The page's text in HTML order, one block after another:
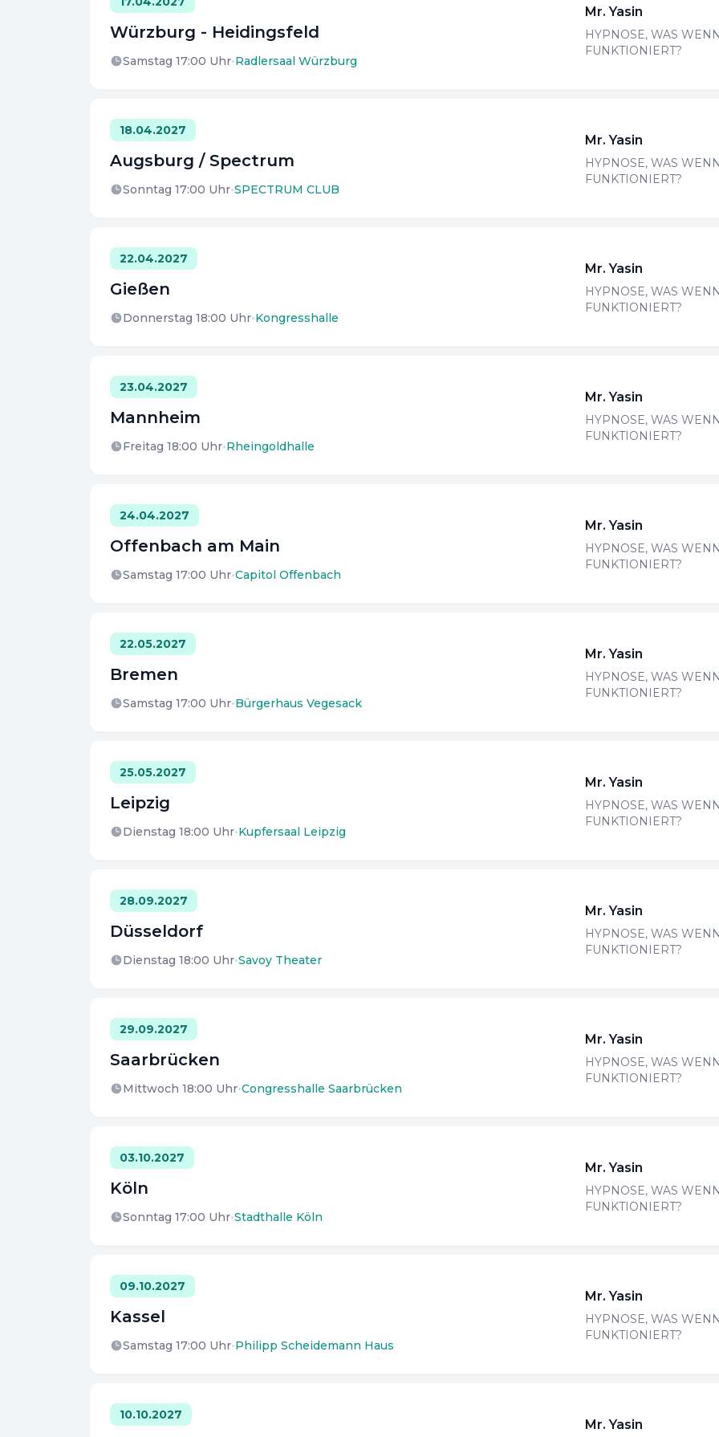
Würzburg - Heidingsfeld
Samstag 17:00 Uhr•Radlersaal Würzburg
Mr. Yasin
HYPNOSE, WAS
FUNKTIONIERT?
18.04.2027
Augsburg / Spectrum
Sonntag 17:00 Uhr•SPECTRUM CLUB
Mr. Yasin
HYPNOSE, WAS
FUNKTIONIERT?
22.04.2027
Gießen
Donnerstag 18:00 Uhr•Kongresshalle
Mr. Yasin
HYPNOSE, WAS
FUNKTIONIERT?
23.04.2027
Mannheim
Freitag 18:00 Uhr•Rheingoldhalle
Mr. Yasin
HYPNOSE, WAS
FUNKTIONIERT?
24.04.2027
Offenbach am Main
Samstag 17:00 Uhr•Capitol Offenbach
Mr. Yasin
HYPNOSE, WAS
FUNKTIONIERT?
22.05.2027
Bremen
Samstag 17:00 Uhr•Bürgerhaus Vegesack
Mr. Yasin
HYPNOSE, WAS
FUNKTIONIERT?
25.05.2027
Leipzig
Dienstag 18:00 Uhr•Kupfersaal Leipzig
Mr. Yasin
HYPNOSE, WAS
FUNKTIONIERT?
28.09.2027
Düsseldorf
Dienstag 18:00 Uhr•Savoy Theater
Mr. Yasin
HYPNOSE, WAS
FUNKTIONIERT?
29.09.2027
Saarbrücken
Mittwoch 18:00 Uhr•Congresshalle Saarbrücken
Mr. Yasin
HYPNOSE, WAS
FUNKTIONIERT?
03.10.2027
Köln
Sonntag 17:00 Uhr•Stadthalle Köln
Mr. Yasin
HYPNOSE, WAS
FUNKTIONIERT?
09.10.2027
Kassel
Samstag 17:00 Uhr•Philipp Scheidemann Haus
Mr. Yasin
HYPNOSE, WAS
FUNKTIONIERT?
10.10.2027
Mr. Yasin